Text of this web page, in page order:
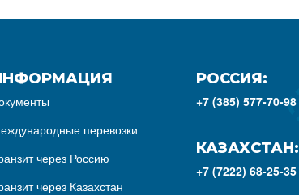
перевозки
через Россию
через Казахстан
РОССИЯ:
+7 (385) 577-70-98
КАЗАХСТАН:
+7 (7222) 68-25-35